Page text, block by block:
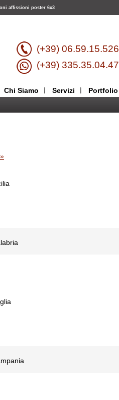
affissioni poster 6x3
(+39) 06.59.15.526
(+39) 335.35.04.47
Chi Siamo Servizi Portfolio